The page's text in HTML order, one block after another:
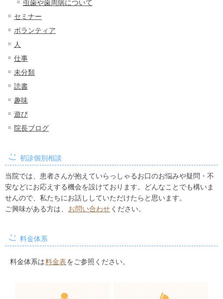
虫歯や歯周病について
セミナー
ボランティア
人
仕事
未分類
読書
趣味
遊び
院長ブログ
初診個別相談
当院では、患者さんが抱えていらっしゃるお口のお悩みや疑問・不
安などにお応えする機会を設けております。どんなことでも構いま
せんので、私たちにお話ししていただけたらと思います。
ご興味がある方は、
お問い合わせ ください。
料金体系
料金体系は料金表をご参照ください。